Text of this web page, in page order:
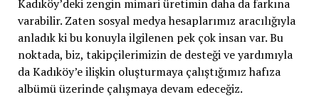
Kadıköy’deki zengin mimari üretimin daha da farkına
varabilir. Zaten sosyal medya hesaplarımız aracılığıyla
anladık ki bu konuyla ilgilenen pek çok insan var. Bu
noktada, biz, takipçilerimizin de desteği ve yardımıyla
da Kadıköy’e ilişkin oluşturmaya çalıştığımız hafıza
albümü üzerinde çalışmaya devam edeceğiz.